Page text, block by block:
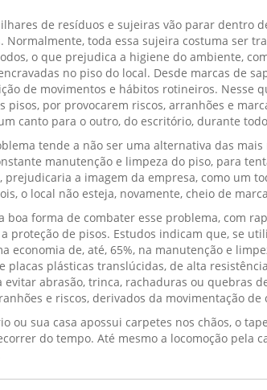
de resíduos e sujeiras vão parar dentro
Normalmente, toda essa sujeira costuma ser
o que prejudica a higiene do ambiente,
no piso do local. Desde marcas de
de movimentos e hábitos rotineiros. Nesse
pisos, por provocarem riscos, arranhões e
canto para o outro, do escritório, durante
tende a não ser uma alternativa das
manutenção e limpeza do piso, para
prejudicaria a imagem da empresa, como um
o local não esteja, novamente, cheio de
boa forma de combater esse problema, com
proteção de pisos. Estudos indicam que, se
economia de, até, 65%, na manutenção e
placas plásticas translúcidas, de alta
abrasão, trinca, rachaduras ou quebras
e riscos, derivados da movimentação
ou sua casa apossui carpetes nos chãos, o
do tempo. Até mesmo a locomoção